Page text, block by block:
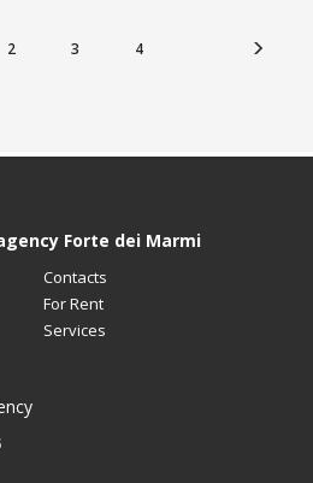
2 3 4
Forte dei Marmi
Contacts
For Rent
Services